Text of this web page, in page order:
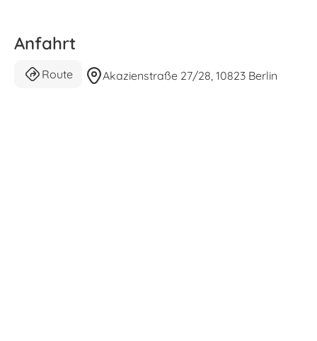
Anfahrt
Route Akazienstraße 27/28, 10823 Berlin